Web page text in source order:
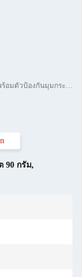
รายละเอียดการบรรจุ: พาเลททั้งหมดถูกห่อด้วยฟิล์มกันน้ำพร้อมตัวป้องกันมุมกระดาษและยึดด้วยแถบทีสองชิ้น
90 กรัม,